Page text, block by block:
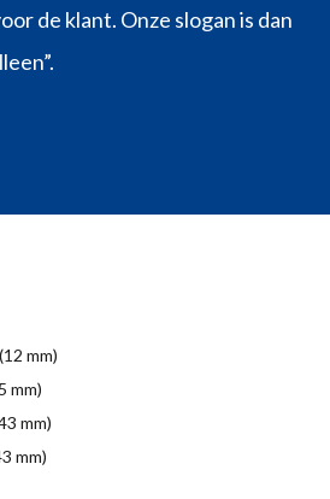
de klant. Onze slogan is dan
mm)
mm)
mm)
mm)